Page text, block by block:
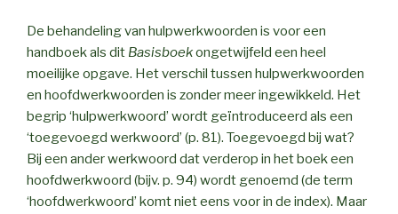
De behandeling van hulpwerkwoorden is voor een
handboek als dit Basisboekongetwijfeld een heel
moeilijke opgave. Het verschil tussen hulpwerkwoorden
en hoofdwerkwoorden is zonder meer ingewikkeld. Het
begrip ‘hulpwerkwoord’ wordt geïntroduceerd als een
‘toegevoegd werkwoord’ (p. 81). Toegevoegd bij wat?
Bij een ander werkwoord dat verderop in het boek een
hoofdwerkwoord (bijv. p. 94) wordt genoemd (de term
‘hoofdwerkwoord’ komt niet eens voor in de index). Maar